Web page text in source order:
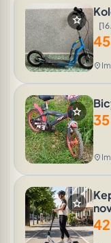
star
45
location_on
star 35
location_on
star